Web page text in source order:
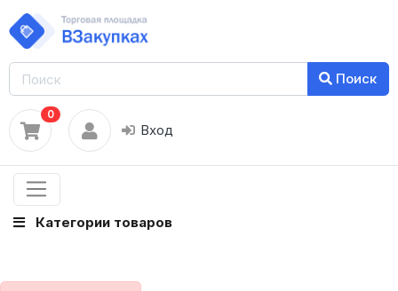
Поиск
0
Вход
Категории товаров